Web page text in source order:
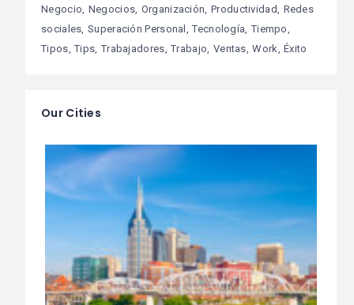
Negocio Negocios Organización Productividad Redes
sociales Superación Personal Tecnología Tiempo
Tipos Tips Trabajadores Trabajo Ventas Work Éxito
Our Cities